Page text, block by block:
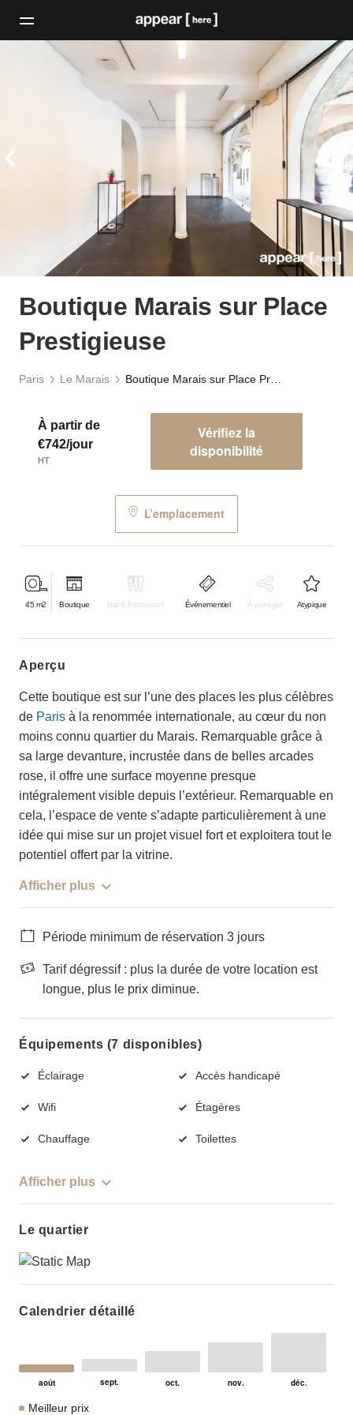
Boutique Marais sur Place
Prestigieuse
Paris Le Marais
À partir de
€742/jour
HT
Vérifiez la
disponibilité
L’emplacement
45 m2 Boutique Bar & Restaurant Événementiel À partager Atypique
aperçu
Cette boutique est sur l’une des places les plus célèbres
de Paris à la renommée internationale, au cœur du non
moins connu quartier du Marais. Remarquable grâce à
sa large devanture, incrustée dans de belles arcades
rose, il offre une surface moyenne presque
intégralement visible depuis l’extérieur. Remarquable en
cela, l’espace de vente s’adapte particulièrement à une
idée qui mise sur un projet visuel fort et exploitera tout le
potentiel offert par la vitrine.
Afficher plus
Période minimum de réservation 3 jours
Tarif dégressif : plus la durée de votre location est
longue, plus le prix diminue.
Équipements (7 disponibles)
Éclairage Accès handicapé
Wifi Étagères
Chauffage Toilettes
Afficher plus
Le quartier
Calendrier détaillé
Meilleur prix